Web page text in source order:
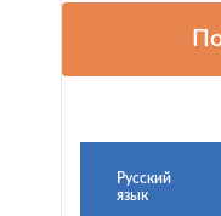
Русский
язык